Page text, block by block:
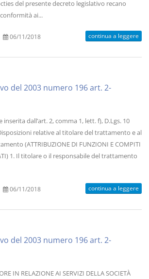
del presente decreto legislativo recano
ai...
06/11/2018 continua a leggere
del 2003 numero 196 art. 2-
dall’art. 2, comma 1, lett. f), D.Lgs. 10
relative al titolare del trattamento e al
(ATTRIBUZIONE DI FUNZIONI E COMPITI
1. Il titolare o il responsabile del trattamento
06/11/2018 continua a leggere
del 2003 numero 196 art. 2-
IN RELAZIONE AI SERVIZI DELLA SOCIETÀ